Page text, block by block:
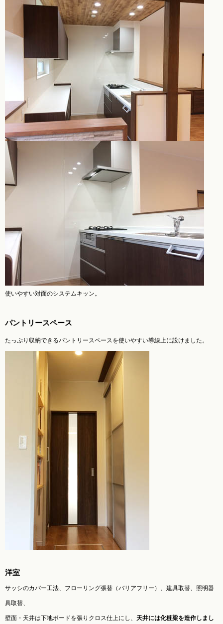
使いやすい対面のシステムキッン。
パントリースペース
たっぷり収納できるパントリースペースを使いやすい導線上に設けました。
洋室
サッシのカバー工法、フローリング張替（バリアフリー）、建具取替、照明器
具取替、
壁面・天井は下地ボードを張りクロス仕上にし、 天井には化粧梁を造作しまし